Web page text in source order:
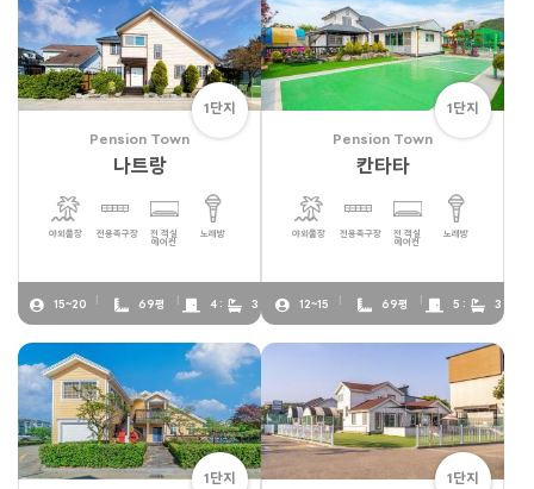
1단지
Pension Town
나트랑
야외풀장 전용족구장
전 객실
에어컨
노래방
15~20 69평 4 : 3
1단지
Pension Town
칸타타
야외풀장 전용족구장
전 객실
에어컨
노래방
12~15 69평 5 : 3
1단지 1단지